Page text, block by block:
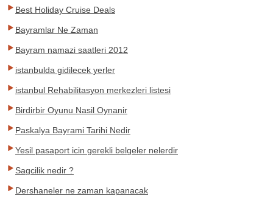
Best Holiday Cruise Deals
Bayramlar Ne Zaman
Bayram namazi saatleri 2012
istanbulda gidilecek yerler
istanbul Rehabilitasyon merkezleri listesi
Birdirbir Oyunu Nasil Oynanir
Paskalya Bayrami Tarihi Nedir
Yesil pasaport icin gerekli belgeler nelerdir
Sagcilik nedir ?
Dershaneler ne zaman kapanacak